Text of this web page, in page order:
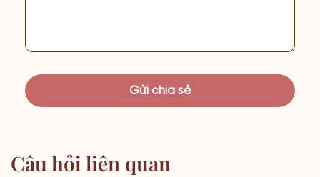
Câu hỏi liên quan